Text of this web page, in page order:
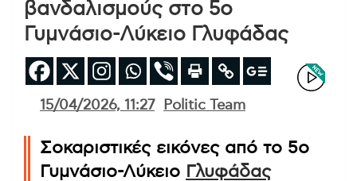
βανδαλισμούς στο 5ο
Γυμνάσιο-Λύκειο Γλυφάδας
15/04/2026, 11:27 Politic Team
Σοκαριστικές εικόνες από το 5ο
Γυμνάσιο-Λύκειο Γλυφάδας